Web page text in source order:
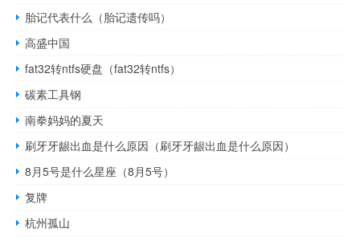
胎记代表什么（胎记遗传吗）
高盛中国
fat32转ntfs硬盘（fat32转ntfs）
碳素工具钢
南拳妈妈的夏天
刷牙牙龈出血是什么原因（刷牙牙龈出血是什么原因）
8月5号是什么星座（8月5号）
复牌
杭州孤山